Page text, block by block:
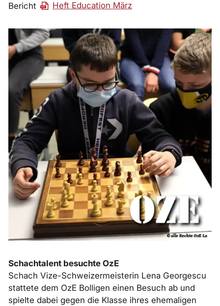
Bericht Heft Education März
Schachtalent besuchte OzE
Schach Vize-Schweizermeisterin Lena Georgescu
stattete dem OzE Bolligen einen Besuch ab und
spielte dabei gegen die Klasse ihres ehemaligen